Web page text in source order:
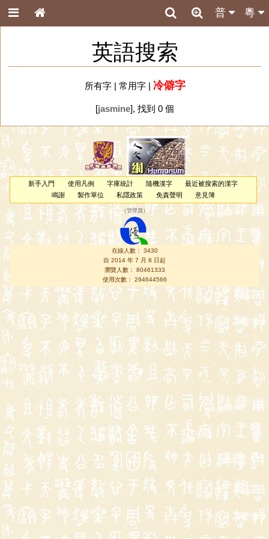
粵
普
英語搜索
所有字| 常用字| 冷僻字
[jasmine], 找到 0 個
新手入門 使用凡例 字庫統計 隨機漢字
最近被搜索的漢字
鳴謝
製作單位 私隱政策 免責聲明 意見簿
（管理員 ）
在線人數： 3430
自 2014 年 7 月 8 日起
瀏覽人數： 80461333
使用次數： 294644566